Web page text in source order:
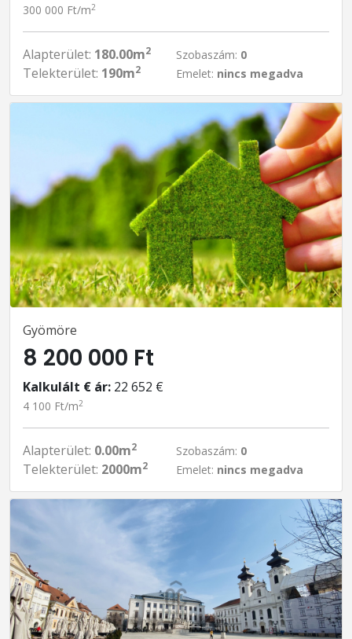
300 000 Ft/m2
Alapterület: 180.00m2
Telekterület: 190m2
Szobaszám: 0
Emelet: nincs megadva
Gyömöre
8 200 000 Ft
Kalkulált € ár: 22 652 €
4 100 Ft/m2
Alapterület: 0.00m2
Telekterület: 2000m2
Szobaszám: 0
Emelet: nincs megadva